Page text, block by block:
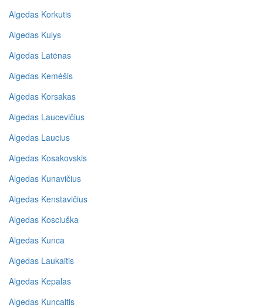
Algedas Korkutis
Algedas Kulys
Algedas Latėnas
Algedas Kemėšis
Algedas Korsakas
Algedas Laucevičius
Algedas Laucius
Algedas Kosakovskis
Algedas Kunavičius
Algedas Kenstavičius
Algedas Kosciuška
Algedas Kunca
Algedas Laukaitis
Algedas Kepalas
Algedas Kuncaitis